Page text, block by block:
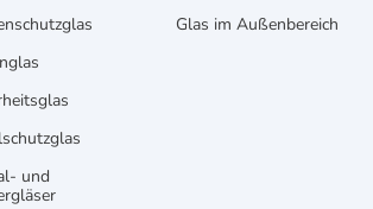
und
Glas im Außenbereich